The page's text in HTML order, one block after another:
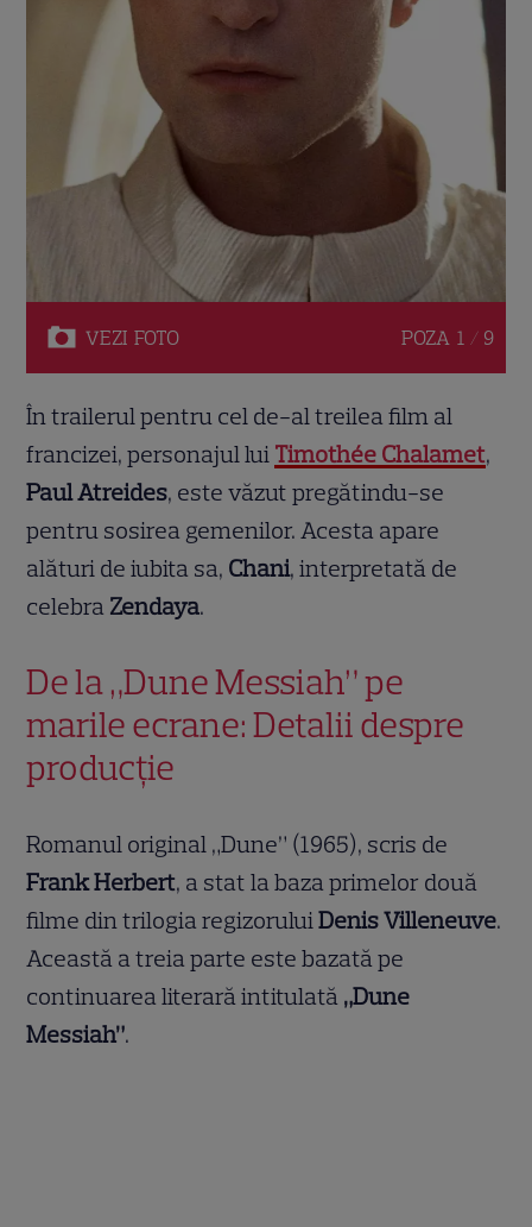
VEZI FOTO POZA 1 / 9
În trailerul pentru cel de-al treilea film al
francizei, personajul lui Timothée Chalamet,
Paul Atreides, este văzut pregătindu-se
pentru sosirea gemenilor. Acesta apare
alături de iubita sa, Chani, interpretată de
celebra Zendaya.
De la „Dune Messiah” pe
marile ecrane: Detalii despre
producție
Romanul original „Dune” (1965), scris de
Frank Herbert, a stat la baza primelor două
filme din trilogia regizoruluiDenis Villeneuve.
Această a treia parte este bazată pe
continuarea literară intitulată „Dune
Messiah”.